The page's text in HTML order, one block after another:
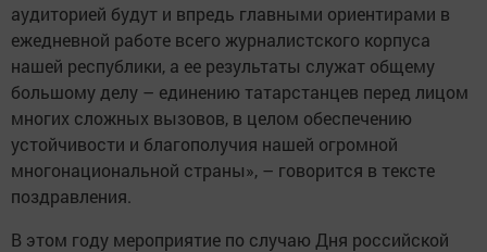
аудиторией будут и впредь главными ориентирами в
ежедневной работе всего журналистского корпуса
нашей республики, а ее результаты служат общему
большому делу – единению татарстанцев перед лицом
многих сложных вызовов, в целом обеспечению
устойчивости и благополучия нашей огромной
многонациональной страны», – говорится в тексте
поздравления.
В этом году мероприятие по случаю Дня российской